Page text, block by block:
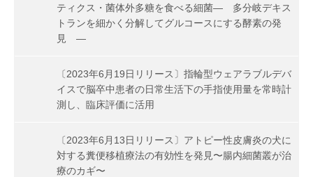
ティクス・菌体外多糖を食べる細菌― 多分岐デキス
トランを細かく分解してグルコースにする酵素の発
見 ―
〔2023年6月19日リリース〕指輪型ウェアラブルデバ
イスで脳卒中患者の日常生活下の手指使用量を常時計
測し、臨床評価に活用
〔2023年6月13日リリース〕アトピー性皮膚炎の犬に
対する糞便移植療法の有効性を発見〜腸内細菌叢が治
療のカギ〜